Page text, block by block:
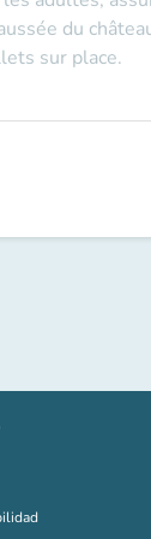
du
sur place.
(nueva pestaña)